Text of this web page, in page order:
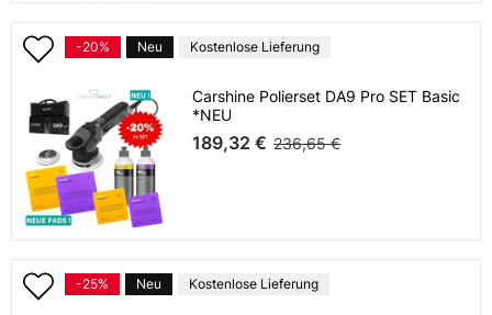
-20% Neu Kostenlose Lieferung
Carshine Polierset DA9 Pro SET Basic
*NEU
189,32 € 236,65 €
-25% Neu Kostenlose Lieferung